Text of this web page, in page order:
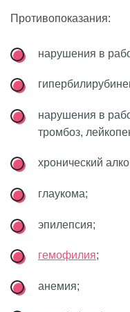
Противопоказания:
нарушения в
нарушения в
тромбоз,
хронический
глаукома;
эпилепсия;
гемофилия;
анемия;